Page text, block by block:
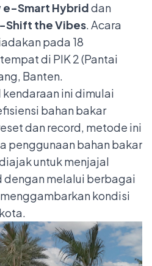
e-Smart Hybriddan
Shift the Vibes. Acara
pada 18
di PIK 2 (Pantai
Banten.
ini dimulai
bahan bakar
dan record, metode ini
penggunaan bahan bakar
untuk menjajal
dengan melalui berbagai
kondisi